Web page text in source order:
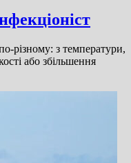
різному: з температури,
або збільшення